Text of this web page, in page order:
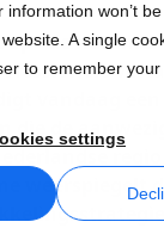
information won’t
A single
to remember
settings
naar elk scherm
& Outsourcing
en -connectors
integratie
strategieën
- de nummer
vandaag een
die de
weerspiegelt